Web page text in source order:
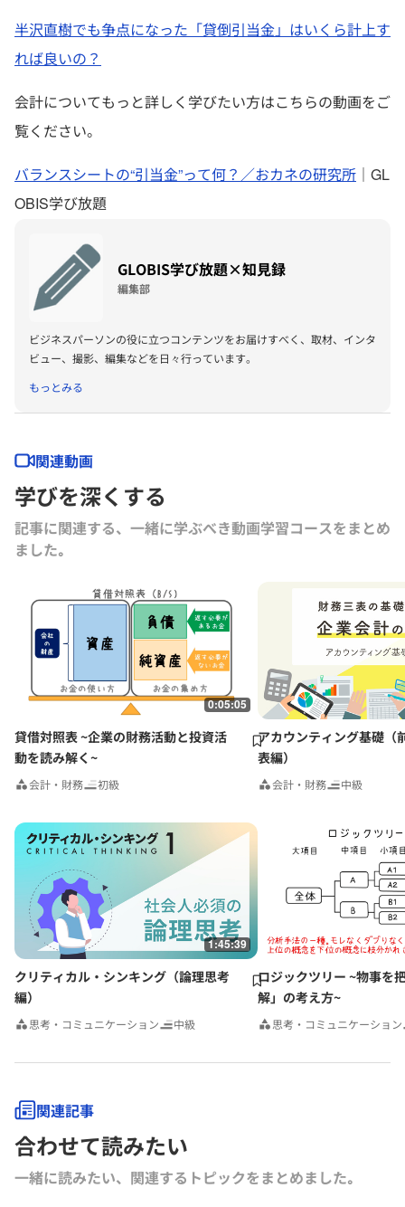
半沢直樹でも争点になった「貸倒引当金」はいくら計上す
れば良いの？
会計についてもっと詳しく学びたい方はこちらの動画をご
覧ください。
バランスシートの“引当金”って何？／おカネの研究所 ｜GL
OBIS学び放題
GLOBIS学び放題×知見録
編集部
ビジネスパーソンの役に立つコンテンツをお届けすべく、取材、インタ
ビュー、撮影、編集などを日々行っています。
もっとみる
関連動画
学びを深くする
記事に関連する、一緒に学ぶべき動画学習コースをまとめ
ました｡
0:05:05
貸借対照表 ~企業の財務活動と投資活
動を読み解く~
会計・財務 初級
アカウンティング基礎（
表編）
会計・財務 中級
1:45:39
クリティカル・シンキング（論理思考
編）
思考・コミュニケーション 中級
ロジックツリー ~物事を
解」の考え方~
思考・コミュニケーション
関連記事
合わせて読みたい
一緒に読みたい、関連するトピックをまとめました｡